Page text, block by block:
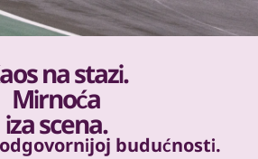
na stazi.
Mirnoća
iza scena.
budućnosti.